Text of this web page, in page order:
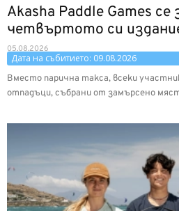
Akasha Paddle Games
четвъртото си
05.08.2026
Дата на събитието: 09.08.2026
Вместо парична такса, всеки
отпадъци, събрани от замърсено